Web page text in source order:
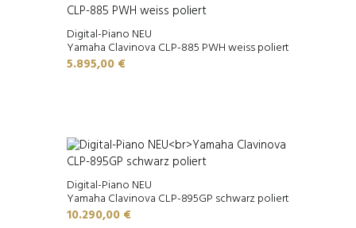
Digital-Piano NEU
Yamaha Clavinova CLP-885 PWH weiss poliert
5.895,00 €
Digital-Piano NEU
Yamaha Clavinova CLP-895GP schwarz poliert
10.290,00 €